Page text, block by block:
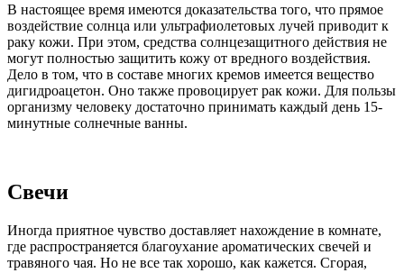
В настоящее время имеются доказательства того, что прямое
воздействие солнца или ультрафиолетовых лучей приводит к
раку кожи. При этом, средства солнцезащитного действия не
могут полностью защитить кожу от вредного воздействия.
Дело в том, что в составе многих кремов имеется вещество
дигидроацетон. Оно также провоцирует рак кожи. Для пользы
организму человеку достаточно принимать каждый день 15-
минутные солнечные ванны.
Свечи
Иногда приятное чувство доставляет нахождение в комнате,
где распространяется благоухание ароматических свечей и
травяного чая. Но не все так хорошо, как кажется. Сгорая,